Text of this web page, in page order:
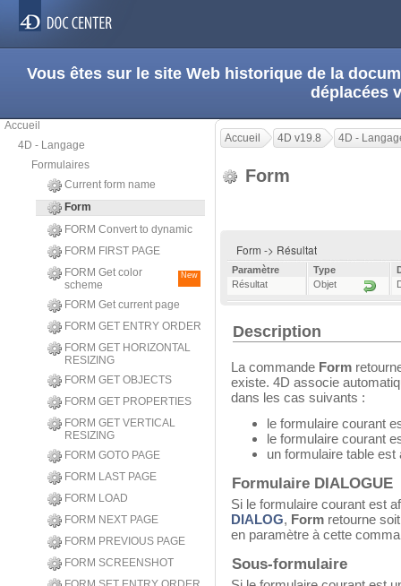
Vous êtes sur le site Web historique de la
déplacées
Accueil
4D - Langage
Formulaires
Current form name
Form
FORM Convert to dynamic
FORM FIRST PAGE
FORM Get color
scheme
New
FORM Get current page
FORM GET ENTRY ORDER
FORM GET HORIZONTAL
RESIZING
FORM GET OBJECTS
FORM GET PROPERTIES
FORM GET VERTICAL
RESIZING
FORM GOTO PAGE
FORM LAST PAGE
FORM LOAD
FORM NEXT PAGE
FORM PREVIOUS PAGE
FORM SCREENSHOT
Accueil 4D v19.8 4D -
Form
Form -> Résultat
Paramètre Type
Résultat
Objet
Description
La commande Form
existe. 4D associe
dans les cas suivants :
le formulaire courant
le formulaire courant
un formulaire table
Formulaire DIALOGUE
Si le formulaire courant est
DIALOG, Form retourne
en paramètre à cette
Sous-formulaire